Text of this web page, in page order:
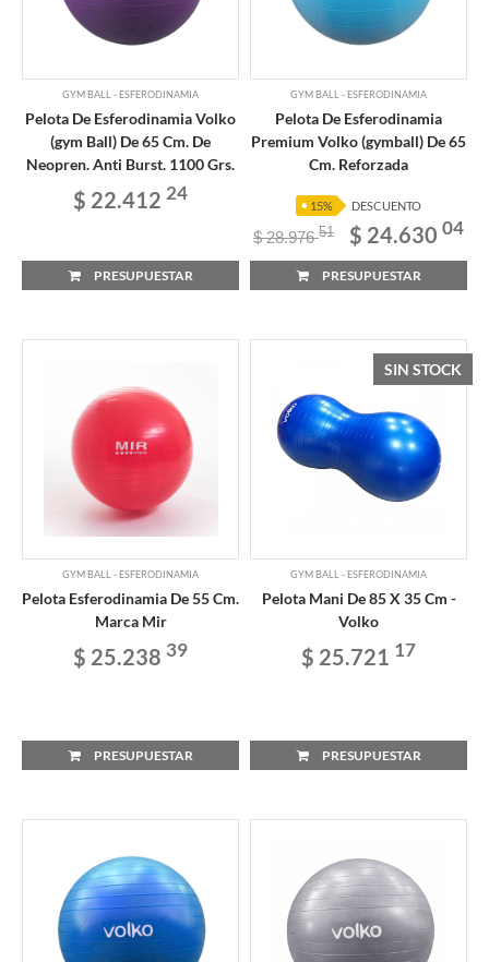
GYM BALL - ESFERODINAMIA
Pelota De Esferodinamia Volko
(gym Ball) De 65 Cm. De
Neopren. Anti Burst. 1100 Grs.
$ 22.412 24
PRESUPUESTAR
GYM BALL - ESFERODINAMIA
Pelota De Esferodinamia
Premium Volko (gymball) De 65
Cm. Reforzada
15% DESCUENTO
$ 28.97651 $ 24.630 04
PRESUPUESTAR
GYM BALL - ESFERODINAMIA
Pelota Esferodinamia De 55 Cm.
Marca Mir
$ 25.238 39
PRESUPUESTAR
SIN STOCK
GYM BALL - ESFERODINAMIA
Pelota Mani De 85 X 35 Cm -
Volko
$ 25.721 17
PRESUPUESTAR